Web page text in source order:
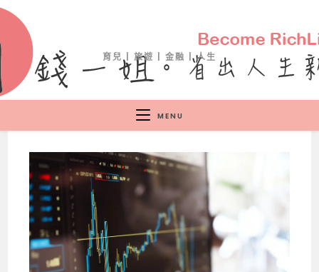
育兒 | 旅遊 | 金融 | 人生
MENU